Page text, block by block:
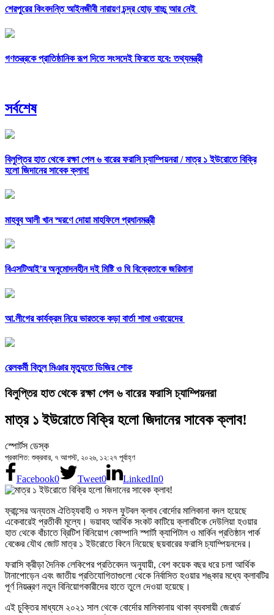
শেরপুরের কিংবদন্তি আইনজীবী নারায়ণ চন্দ্র হোড় বাচ্চু আর নেই
গণতন্ত্রকে প্রাতিষ্ঠানিক রূপ দিতে সংসদেই ফিরতে হবে: তথ্যমন্ত্রী
সর্বশেষ
বিলুপ্তির হাত থেকে রক্ষা পেল ৬ বারের ফরাসি চ্যাম্পিয়নরা /মাত্র ১ ইউরোতে বিক্রি
হলো জিদানের সাবেক ক্লাব!
মাহবুব আলী খান স্মরণে দোয়া মাহফিলে প্রধানমন্ত্রী
বিএসটিআই’র অনুমোদনহীন দই মিষ্টি ও ঘি বিক্রেতাকে জরিমানা
আ.লীগের কার্যক্রম নিয়ে ভারতকে কড়া বার্তা শামা ওবায়েদের
রেলকর্মী বিতুল মিঞার মৃত্যুতে ডিজির শোক
বিলুপ্তির হাত থেকে রক্ষা পেল ৬ বারের ফরাসি চ্যাম্পিয়নরা
মাত্র ১ ইউরোতে বিক্রি হলো জিদানের সাবেক ক্লাব!
স্পোর্টস ডেস্ক
প্রকাশিত: শুক্রবার, ৭ আগস্ট, ২০২৬, ১২:২৭ পূর্বাহ্ণ
Facebook0 Tweet0 LinkedIn0
ফ্রান্সের অন্যতম ঐতিহ্যবাহী ও সফল ফুটবল ক্লাব বোর্দোর মালিকানা বদল হয়েছে
একেবারেই প্রতীকী মূল্যে। ভয়াবহ আর্থিক সংকট কাটিয়ে ক্লাবটিকে দেউলিয়া হওয়ার
হাত থেকে বাঁচাতে ব্রিটিশ বিনিয়োগ কোম্পানি স্পার্টা ক্যাপিটাল ও মার্কিন প্রতিষ্ঠান পার্ক
বেঞ্চের যৌথ জোট মাত্র ১ ইউরোতে কিনে নিয়েছে ছয়বারের ফরাসি চ্যাম্পিয়নদের।
ফরাসি ক্রীড়া দৈনিক লেকিপের প্রতিবেদন অনুযায়ী, বেশ কয়েক বছর ধরে চলা আর্থিক
টানাপোড়েন এবং জাতীয় প্রতিযোগিতাগুলো থেকে নির্বাসিত হওয়ার শঙ্কার মধ্যে ক্লাবটির
পূর্ণ নিয়ন্ত্রণ নতুন বিনিয়োগকারীদের হাতে তুলে দেওয়া হয়েছে।
এই চুক্তির মাধ্যমে ২০২১ সাল থেকে বোর্দোর মালিকানায় থাকা ব্যবসায়ী জেরার্ড